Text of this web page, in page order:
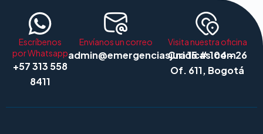
Escríbenos
por Whatsapp
+57 313 558
8411
Envíanos un correo
admin@emergenciasjuridicas.com
Visita nuestra oficina
Cra 15 # 104 - 26
Of. 611, Bogotá